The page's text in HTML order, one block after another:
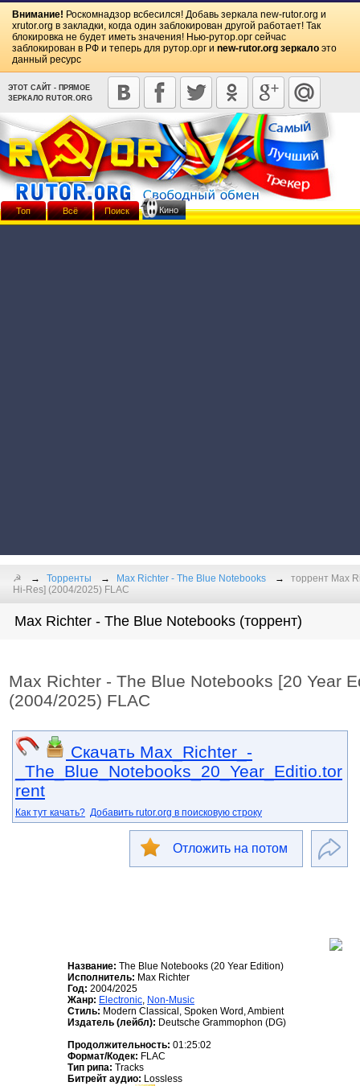
Внимание! Роскомнадзор всбесился! Добавь зеркала new-rutor.org и
xrutor.org в закладки, когда один заблокирован другой работает! Так
блокировка не будет иметь значения! Нью-рутор.орг сейчас
заблокирован в РФ и теперь для рутор.орг и new-rutor.org зеркало это
данный ресурс
ЭТОТ САЙТ - ПРЯМОЕ
ЗЕРКАЛО RUTOR.ORG
☭ Торренты Max Richter - The Blue Notebooks
торрент Max
Hi-Res] (2004/2025) FLAC
Max Richter - The Blue Notebooks (торрент)
Max Richter - The Blue Notebooks [20 Year
(2004/2025) FLAC
Скачать Max_Richter_-
_The_Blue_Notebooks_20_Year_Editio.tor
rent
Как тут качать? Добавить rutor.org в поисковую строку
Отложить на потом
Название: The Blue Notebooks (20 Year Edition)
Исполнитель: Max Richter
Год: 2004/2025
Жанр: Electronic, Non-Music
Стиль: Modern Classical, Spoken Word, Ambient
Издатель (лейбл): Deutsche Grammophon (DG)
Продолжительность: 01:25:02
Формат/Кодек: FLAC
Тип рипа: Tracks
Битрейт аудио: Lossless